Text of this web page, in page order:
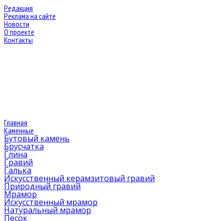
Редакция
Реклама на сайте
Новости
О проекте
Контакты
Главная
Каменные
Бутовый камень
Брусчатка
Глина
Гравий
Галька
Искусственный керамзитовый гравий
Природный гравий
Мрамор
Искусственный мрамор
Натуральный мрамор
Песок